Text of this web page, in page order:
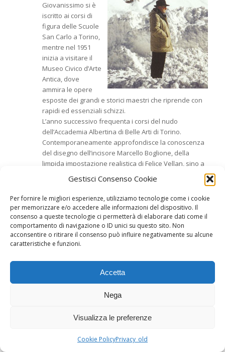
Gestisci Consenso Cookie
Per fornire le migliori esperienze, utilizziamo tecnologie come i cookie
per memorizzare e/o accedere alle informazioni del dispositivo. Il
consenso a queste tecnologie ci permetterà di elaborare dati come il
comportamento di navigazione o ID unici su questo sito. Non
acconsentire o ritirare il consenso può influire negativamente su alcune
caratteristiche e funzioni.
Accetta
Nega
Visualizza le preferenze
Cookie PolicyPrivacy_old
Giovanissimo si è
iscritto ai corsi di
figura delle Scuole
San Carlo a Torino,
mentre nel 1951
inizia a visitare il
Museo Civico d’Arte
Antica, dove
ammira le opere
esposte dei grandi e storici maestri che riprende con
rapidi ed essenziali schizzi.
L’anno successivo frequenta i corsi del nudo
dell’Accademia Albertina di Belle Arti di Torino.
Contemporaneamente approfondisce la conoscenza
del disegno dell’incisore Marcello Boglione, della
limpida impostazione realistica di Felice Vellan, sino a
cogliere la delicata gamma cromatica di Mario Lisa e la
Uno studio e una formazione che gli hanno permesso
di dipingere una serie di preziosi nudi femminili, di
eseguire a matita i ritratti dei pittori Carlo Musso e
Umberto Colli e dei violoncellisti durante le prove
d’orchestra e, in particolare, delineare la figura di
1953 al 1955, ha preso parte alle mostre del “Gruppo
Bianco e Nero” allestite alla torinese Galleria della
“Gazzetta del Popolo”.
Artistico e Culturale di Torino, nel 1967 è presente alla
inaugura la prima mostra personale alla Galleria La